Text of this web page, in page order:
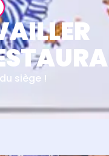
siège !